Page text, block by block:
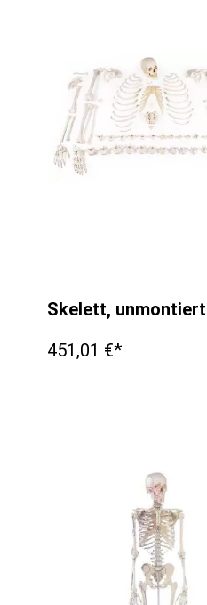
Skelett,
451,01 €*